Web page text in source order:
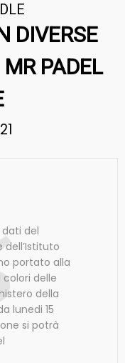
DIVERSE
MR PADEL
del
portato alla
delle
della
lunedi 15
si potrà